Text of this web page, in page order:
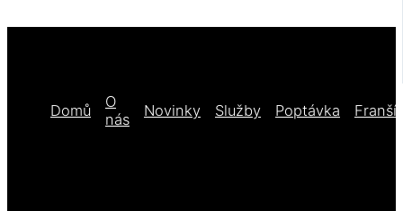
Domů
O
nás
Novinky Služby Poptávka